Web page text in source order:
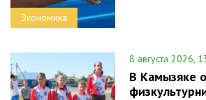
Экономика
8 августа 2026,
В Камызяке